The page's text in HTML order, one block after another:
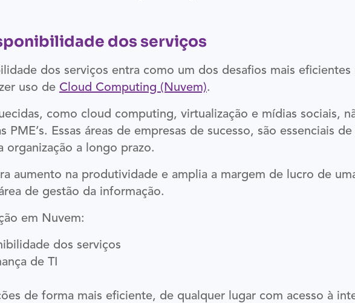
dos serviços
dos serviços entra como um dos desafios mais eficientes
uso de Cloud Computing (Nuvem).
como cloud computing, virtualização e mídias sociais,
PME’s. Essas áreas de empresas de sucesso, são essenciais
organização a longo prazo.
aumento na produtividade e amplia a margem de lucro de
de gestão da informação.
em Nuvem:
dos serviços
de TI
de forma mais eficiente, de qualquer lugar com acesso à